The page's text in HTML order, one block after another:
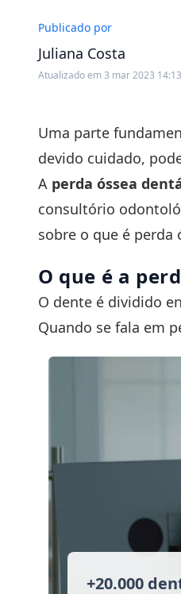
Publicado por
Juliana Costa
Atualizado em 3 mar 2023 14:13
Uma parte
devido cuidado,
A perda óssea
consultório
sobre o que é perda
O que é a
O dente é dividido
Quando se fala em
+20.000